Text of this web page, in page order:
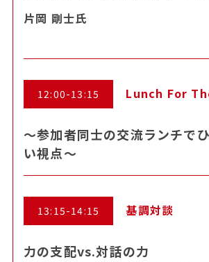
片岡 剛士氏
12:00-13:15 Lunch For
～参加者同士の交流ランチで
い視点～
13:15-14:15 基調対談
力の支配vs.対話の力